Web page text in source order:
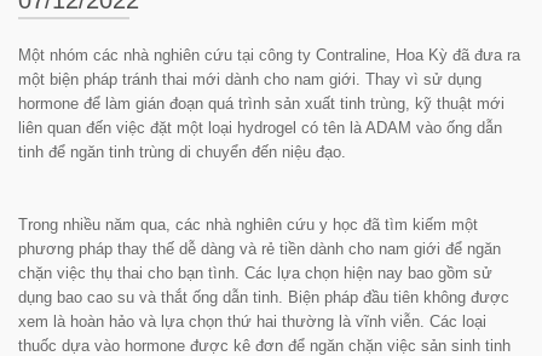
Một nhóm các nhà nghiên cứu tại công ty Contraline, Hoa Kỳ đã đưa ra
một biện pháp tránh thai mới dành cho nam giới. Thay vì sử dụng
hormone để làm gián đoạn quá trình sản xuất tinh trùng, kỹ thuật mới
liên quan đến việc đặt một loại hydrogel có tên là ADAM vào ống dẫn
tinh để ngăn tinh trùng di chuyển đến niệu đạo.
Trong nhiều năm qua, các nhà nghiên cứu y học đã tìm kiếm một
phương pháp thay thế dễ dàng và rẻ tiền dành cho nam giới để ngăn
chặn việc thụ thai cho bạn tình. Các lựa chọn hiện nay bao gồm sử
dụng bao cao su và thắt ống dẫn tinh. Biện pháp đầu tiên không được
xem là hoàn hảo và lựa chọn thứ hai thường là vĩnh viễn. Các loại
thuốc dựa vào hormone được kê đơn để ngăn chặn việc sản sinh tinh